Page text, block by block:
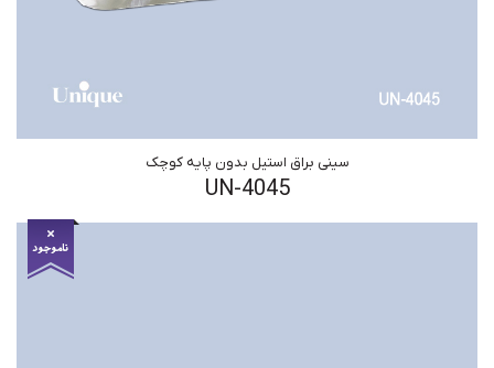
سینی براق استیل بدون پایه کوچک
UN-4045